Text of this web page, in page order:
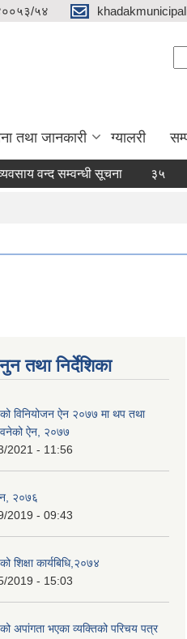
५४
तथा जानकारी ग्यालरी
वन्द सम्वन्धी सूचना ३५ दिने
तथा निर्देशिका
विनियोजन ऐन २०७७ मा थप तथा
वनेको ऐन, २०७७
2021 - 11:56
२०७६
2019 - 09:43
शिक्षा कार्यबिधि,२०७४
2019 - 15:03
अपांगता भएका व्यक्तिको परिचय पत्र